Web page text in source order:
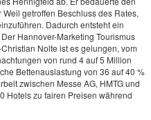
getroffen Beschluss des Rates,
Dadurch entsteht ein
Hannover-Marketing Tourismus
Nolte ist es gelungen, vom
von rund 4 auf 5 Million
Bettenauslastung von 36 auf 40 %
zwischen Messe AG, HMTG und
Hotels zu fairen Preisen während